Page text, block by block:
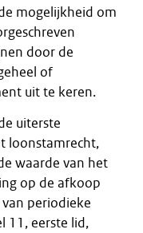
mogelijkheid om
door de
of
uit te keren.
uiterste
loonstamrecht,
waarde van het
op de afkoop
periodieke
11, eerste lid,